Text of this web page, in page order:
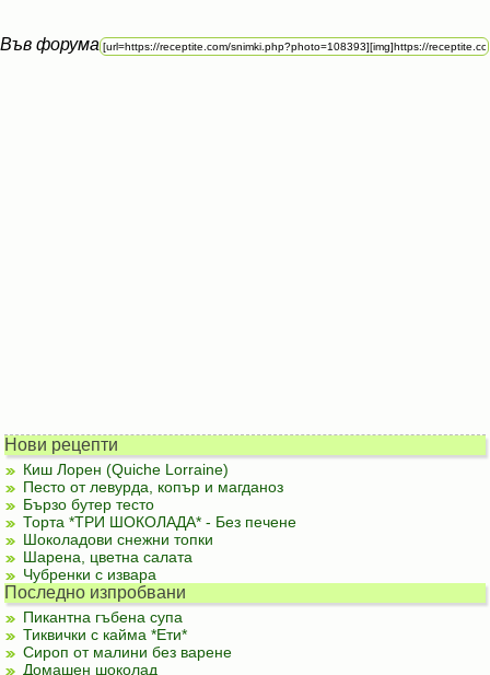
Във форума
Нови рецепти
Киш Лорен (Quiche Lorraine)
Песто от левурда, копър и магданоз
Бързо бутер тесто
Торта *ТРИ ШОКОЛАДА* - Без печене
Шоколадови снежни топки
Шарена, цветна салата
Чубренки с извара
Последно изпробвани
Пикантна гъбена супа
Тиквички с кайма *Ети*
Сироп от малини без варене
Домашен шоколад